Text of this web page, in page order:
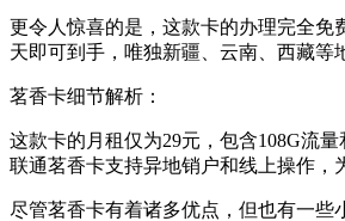
更令人惊喜的是，这款卡的办理完全免
天即可到手，唯独新疆、云南、西藏等
茗香卡细节解析：
这款卡的月租仅为29元，包含108G流
联通茗香卡支持异地销户和线上操作，
尽管茗香卡有着诸多优点，但也有一些